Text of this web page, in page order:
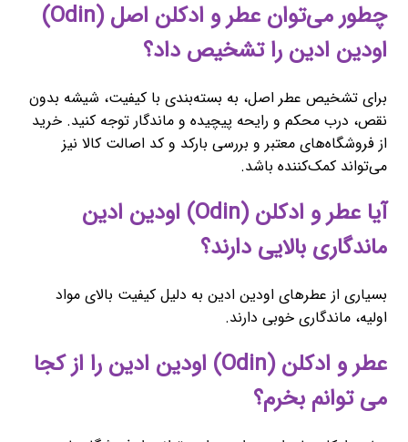
چطور می‌توان عطر و ادکلن اصل (Odin)
اودین ادین را تشخیص داد؟
برای تشخیص عطر اصل، به بسته‌بندی با کیفیت، شیشه بدون
نقص، درب محکم و رایحه پیچیده و ماندگار توجه کنید. خرید
از فروشگاه‌های معتبر و بررسی بارکد و کد اصالت کالا نیز
می‌تواند کمک‌کننده باشد.
آیا عطر و ادکلن (Odin) اودین ادین
ماندگاری بالایی دارند؟
بسیاری از عطرهای اودین ادین به دلیل کیفیت بالای مواد
اولیه، ماندگاری خوبی دارند.
عطر و ادکلن (Odin) اودین ادین را از کجا
می توانم بخرم؟